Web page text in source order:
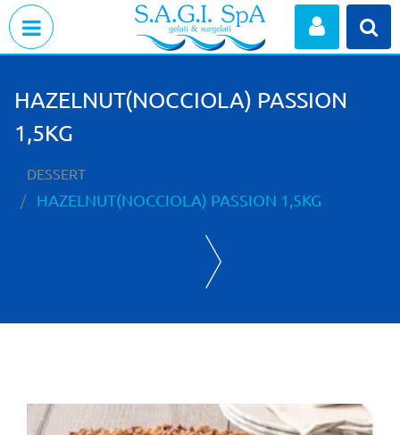
HAZELNUT(NOCCIOLA) PASSION
1,5KG
DESSERT
HAZELNUT(NOCCIOLA) PASSION 1,5KG